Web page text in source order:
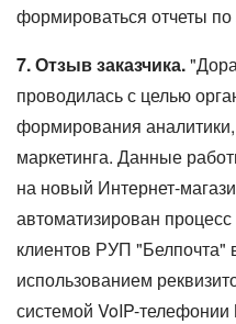
формироваться отчеты по
7. Отзыв заказчика.
проводилась с целью
формирования
маркетинга. Данные
на новый Интернет-
автоматизирован
клиентов РУП "Белпочта"
использованием
системой VoIP-